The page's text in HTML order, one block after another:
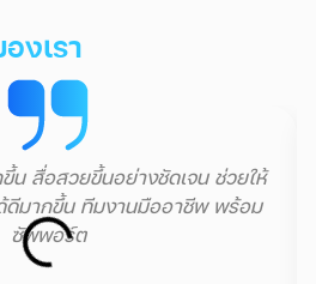
งเรา
น สื่อสวยขึ้นอย่างชัดเจน ช่วยให้
ดีมากขึ้น ทีมงานมืออาชีพ พร้อม
ซัพพอร์ต